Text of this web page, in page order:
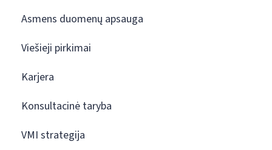
Asmens duomenų apsauga
Viešieji pirkimai
Karjera
Konsultacinė taryba
VMI strategija